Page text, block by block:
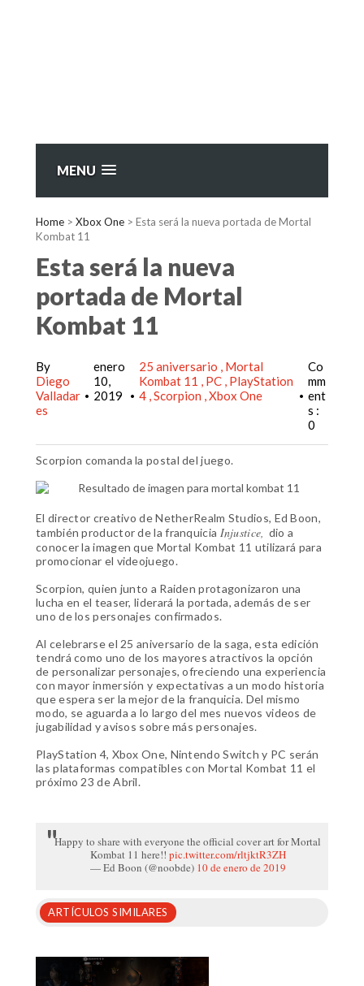
MENU
Home > Xbox One > Esta será la nueva portada de Mortal
Kombat 11
Esta será la nueva
portada de Mortal
Kombat 11
By
Diego
Valladar
es
•
enero
10,
2019
•
25 aniversario
Mortal
Kombat 11
PC PlayStation
4 Scorpion Xbox One •
Co
mm
ent
s :
0
Scorpion comanda la postal del juego.
El director creativo de NetherRealm Studios, Ed Boon,
también productor de la franquicia Injustice, dio a
conocer la imagen que Mortal Kombat 11 utilizará para
promocionar el videojuego.
Scorpion, quien junto a Raiden protagonizaron una
lucha en el teaser, liderará la portada, además de ser
uno de los personajes confirmados.
Al celebrarse el 25 aniversario de la saga, esta edición
tendrá como uno de los mayores atractivos la opción
de personalizar personajes, ofreciendo una experiencia
con mayor inmersión y expectativas a un modo historia
que espera ser la mejor de la franquicia. Del mismo
modo, se aguarda a lo largo del mes nuevos videos de
jugabilidad y avisos sobre más personajes.
PlayStation 4, Xbox One, Nintendo Switch y PC serán
las plataformas compatibles con Mortal Kombat 11 el
próximo 23 de Abril.
Happy to share with everyone the official cover art for Mortal
Kombat 11 here!! pic.twitter.com/rltjktR3ZH
— Ed Boon (@noobde) 10 de enero de 2019
ARTÍCULOS SIMILARES